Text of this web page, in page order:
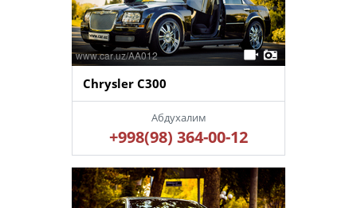
Chrysler C300
Абдухалим
+998(98) 364-00-12